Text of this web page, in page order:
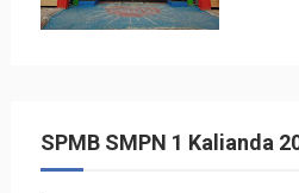
SPMB SMPN 1 Kalianda